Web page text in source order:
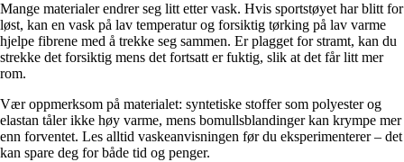
Mange materialer endrer seg litt etter vask. Hvis sportstøyet har blitt for
løst, kan en vask på lav temperatur og forsiktig tørking på lav varme
hjelpe fibrene med å trekke seg sammen. Er plagget for stramt, kan du
strekke det forsiktig mens det fortsatt er fuktig, slik at det får litt mer
rom.
Vær oppmerksom på materialet: syntetiske stoffer som polyester og
elastan tåler ikke høy varme, mens bomullsblandinger kan krympe mer
enn forventet. Les alltid vaskeanvisningen før du eksperimenterer – det
kan spare deg for både tid og penger.